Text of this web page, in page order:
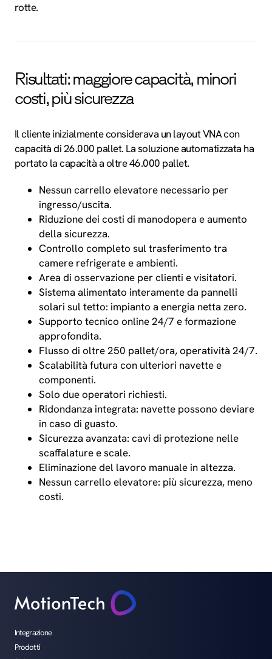
rotte.
Risultati: maggiore capacità, minori
costi, più sicurezza
Il cliente inizialmente considerava un layout VNA con
capacità di 26.000 pallet. La soluzione automatizzata ha
portato la capacità a oltre 46.000 pallet.
Nessun carrello elevatore necessario per
ingresso/uscita.
Riduzione dei costi di manodopera e aumento
della sicurezza.
Controllo completo sul trasferimento tra
camere refrigerate e ambienti.
Area di osservazione per clienti e visitatori.
Sistema alimentato interamente da pannelli
solari sul tetto: impianto a energia netta zero.
Supporto tecnico online 24/7 e formazione
approfondita.
Flusso di oltre 250 pallet/ora, operatività 24/7.
Scalabilità futura con ulteriori navette e
componenti.
Solo due operatori richiesti.
Ridondanza integrata: navette possono deviare
in caso di guasto.
Sicurezza avanzata: cavi di protezione nelle
scaffalature e scale.
Eliminazione del lavoro manuale in altezza.
Nessun carrello elevatore: più sicurezza, meno
costi.
Integrazione
Prodotti